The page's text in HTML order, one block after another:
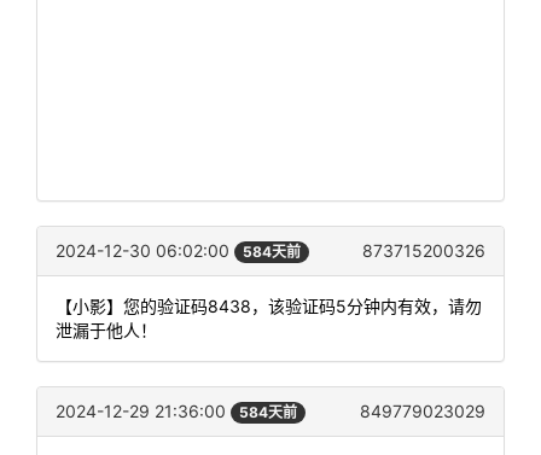
2024-12-30 06:02:00 584天前 873715200326
【小影】您的验证码8438，该验证码5分钟内有效，请勿
泄漏于他人！
2024-12-29 21:36:00 584天前 849779023029